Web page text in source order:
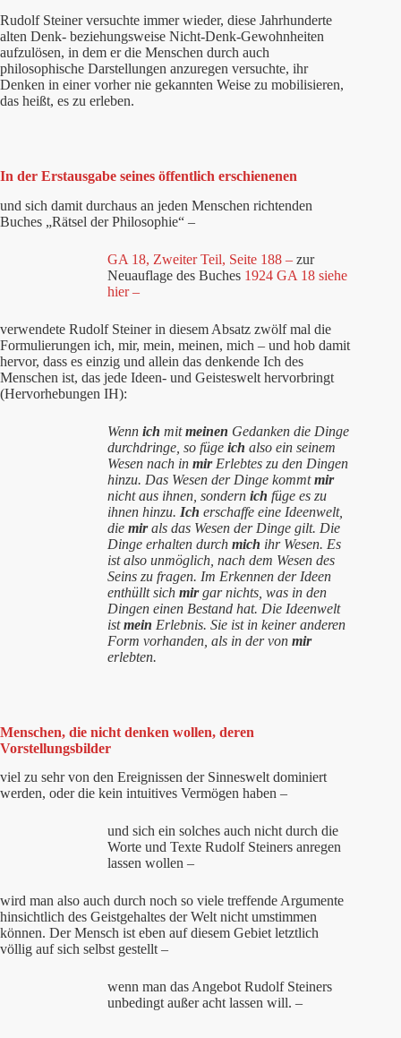
Rudolf Steiner versuchte immer wieder, diese Jahrhunderte
alten Denk- beziehungsweise Nicht-Denk-Gewohnheiten
aufzulösen, in dem er die Menschen durch auch
philosophische Darstellungen anzuregen versuchte, ihr
Denken in einer vorher nie gekannten Weise zu mobilisieren,
das heißt, es zu erleben.
In der Erstausgabe seines öffentlich erschienenen
und sich damit durchaus an jeden Menschen richtenden
Buches „Rätsel der Philosophie“ –
GA 18, Zweiter Teil, Seite 188 – zur
Neuauflage des Buches 1924 GA 18 siehe
hier –
verwendete Rudolf Steiner in diesem Absatz zwölf mal die
Formulierungen ich, mir, mein, meinen, mich – und hob damit
hervor, dass es einzig und allein das denkende Ich des
Menschen ist, das jede Ideen- und Geisteswelt hervorbringt
(Hervorhebungen IH):
Wenn ich mitmeinen Gedanken die Dinge
durchdringe, so füge ich also ein seinem
Wesen nach in mirErlebtes zu den Dingen
hinzu. Das Wesen der Dinge kommtmir
nicht aus ihnen, sondern ich füge es zu
ihnen hinzu. Ich erschaffe eine Ideenwelt,
die mirals das Wesen der Dinge gilt. Die
Dinge erhalten durch mich ihr Wesen. Es
ist also unmöglich, nach dem Wesen des
Seins zu fragen. Im Erkennen der Ideen
enthüllt sich mirgar nichts, was in den
Dingen einen Bestand hat. Die Ideenwelt
istmein Erlebnis. Sie ist in keiner anderen
Form vorhanden, als in der von mir
erlebten.
Menschen, die nicht denken wollen, deren
Vorstellungsbilder
viel zu sehr von den Ereignissen der Sinneswelt dominiert
werden, oder die kein intuitives Vermögen haben –
und sich ein solches auch nicht durch die
Worte und Texte Rudolf Steiners anregen
lassen wollen –
wird man also auch durch noch so viele treffende Argumente
hinsichtlich des Geistgehaltes der Welt nicht umstimmen
können. Der Mensch ist eben auf diesem Gebiet letztlich
völlig auf sich selbst gestellt –
wenn man das Angebot Rudolf Steiners
unbedingt außer acht lassen will. –